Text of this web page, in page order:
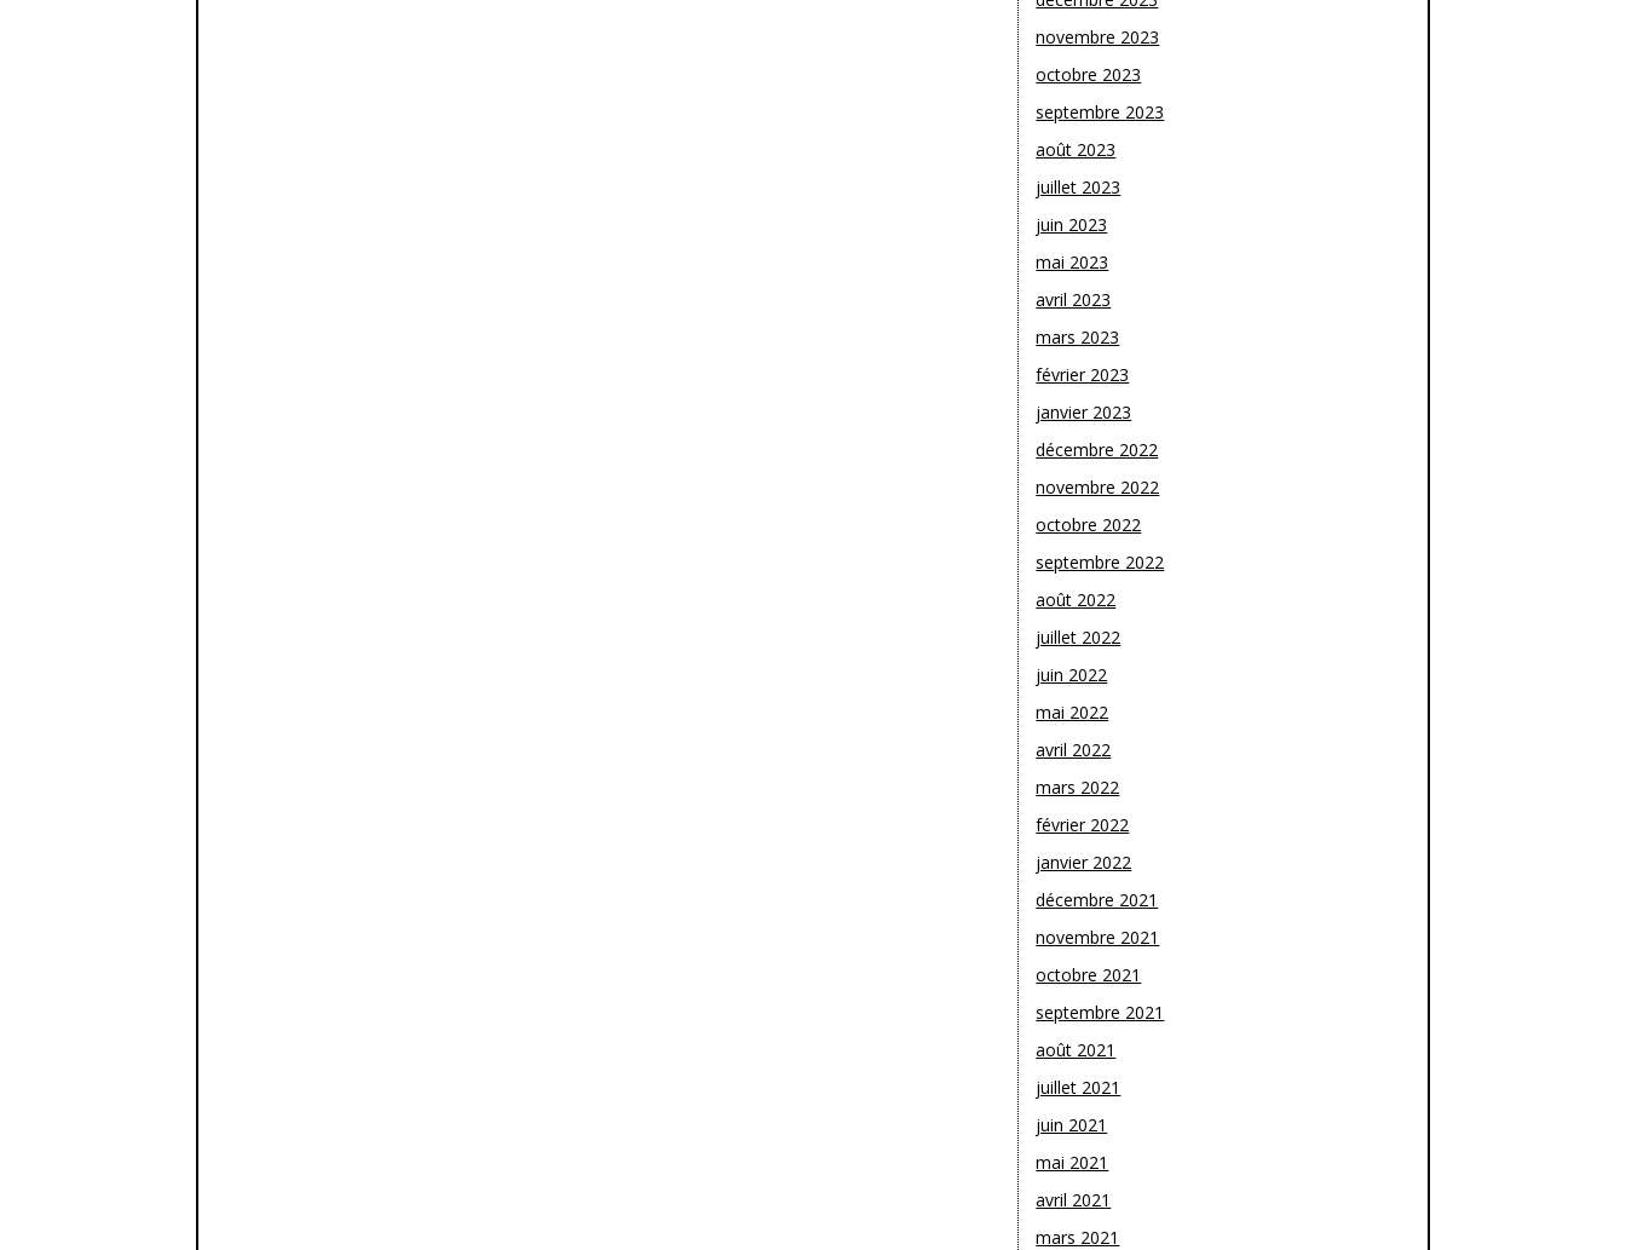
novembre 2023
octobre 2023
septembre 2023
août 2023
juillet 2023
juin 2023
mai 2023
avril 2023
mars 2023
février 2023
janvier 2023
décembre 2022
novembre 2022
octobre 2022
septembre 2022
août 2022
juillet 2022
juin 2022
mai 2022
avril 2022
mars 2022
février 2022
janvier 2022
décembre 2021
novembre 2021
octobre 2021
septembre 2021
août 2021
juillet 2021
juin 2021
mai 2021
avril 2021
mars 2021